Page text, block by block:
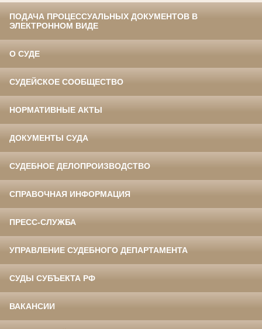
ПОДАЧА ПРОЦЕССУАЛЬНЫХ ДОКУМЕНТОВ В
ЭЛЕКТРОННОМ ВИДЕ
О СУДЕ
СУДЕЙСКОЕ СООБЩЕСТВО
НОРМАТИВНЫЕ АКТЫ
ДОКУМЕНТЫ СУДА
СУДЕБНОЕ ДЕЛОПРОИЗВОДСТВО
СПРАВОЧНАЯ ИНФОРМАЦИЯ
ПРЕСС-СЛУЖБА
УПРАВЛЕНИЕ СУДЕБНОГО ДЕПАРТАМЕНТА
СУДЫ СУБЪЕКТА РФ
ВАКАНСИИ